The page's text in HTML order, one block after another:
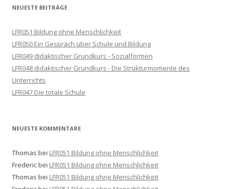
NEUESTE BEITRÄGE
LFR051 Bildung ohne Menschlichkeit
LFR050 Ein Gespräch über Schule und Bildung
LFR049 didaktischer Grundkurs - Sozialformen
LFR048 didaktischer Grundkurs - Die Strukturmomente des
Unterrichts
LFR047 Die totale Schule
NEUESTE KOMMENTARE
Thomas bei LFR051 Bildung ohne Menschlichkeit
Fredericbei LFR051 Bildung ohne Menschlichkeit
Thomas bei LFR051 Bildung ohne Menschlichkeit